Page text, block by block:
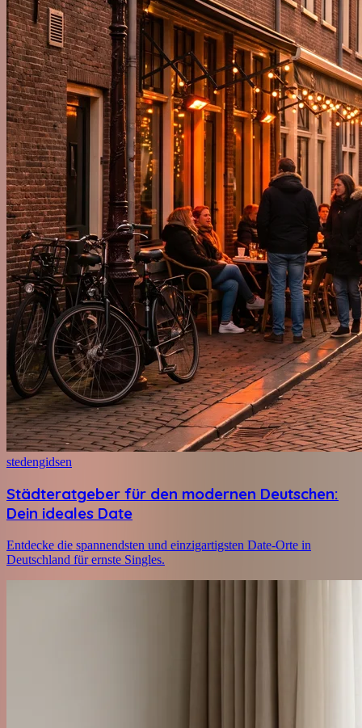
stedengidsen
Städteratgeber für den modernen Deutschen:
Dein ideales Date
Entdecke die spannendsten und einzigartigsten Date-Orte in
Deutschland für ernste Singles.